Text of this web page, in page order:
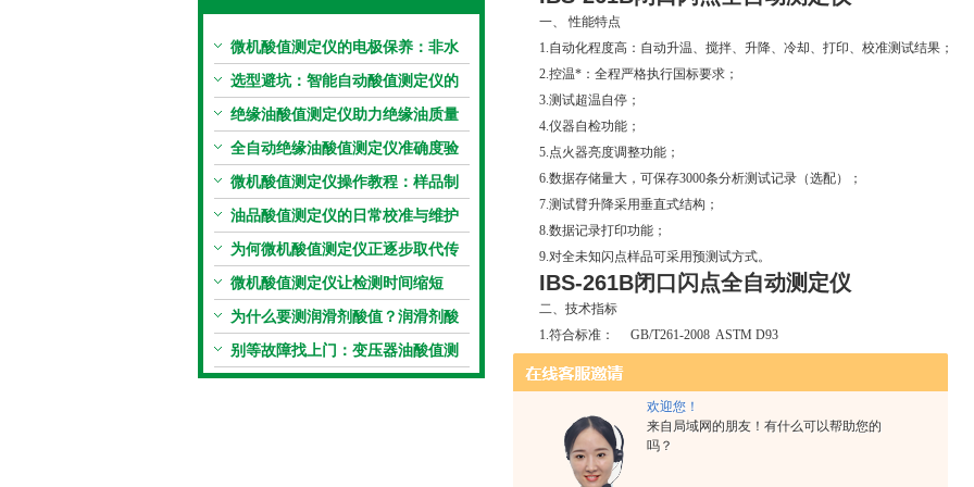
欢迎您！
来自局域网的朋友！有什么可以帮助您的
吗？
微机酸值测定仪的电极保养：非水
电极的清洗与活化方法
选型避坑：智能自动酸值测定仪的
加热功率与萃取时间关系
绝缘油酸值测定仪助力绝缘油质量
把控，降低设备故障
全自动绝缘油酸值测定仪准确度验
证：标准物质标定步骤
微机酸值测定仪操作教程：样品制
备、参数设置与结果解读
油品酸值测定仪的日常校准与维护
流程
为何微机酸值测定仪正逐步取代传
统手动滴定法？
微机酸值测定仪让检测时间缩短
50%
为什么要测润滑剂酸值？润滑剂酸
值测定法告诉你答案
别等故障找上门：变压器油酸值测
试仪的预警功能
一、 性能特点
1.自动化程度高：自动升温、搅拌、升降、冷却、打印、校准测试结果；
2.控温*：全程严格执行国标要求；
3.测试超温自停；
4.仪器自检功能；
5.点火器亮度调整功能；
6.数据存储量大，可保存3000条分析测试记录（选配）；
7.测试臂升降采用垂直式结构；
8.数据记录打印功能；
9.对全未知闪点样品可采用预测试方式。
IBS-261B闭口闪点全自动测定仪
二、技术指标
1.符合标准： GB/T261-2008 ASTM D93
4.分 辨 率： 0.1℃
5.重 复 性: 闪点值≤110℃时±1℃
闪点值＞110℃时±2℃